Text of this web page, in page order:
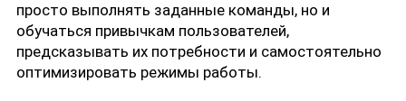
просто выполнять заданные команды, но и
обучаться привычкам пользователей,
предсказывать их потребности и самостоятельно
оптимизировать режимы работы.